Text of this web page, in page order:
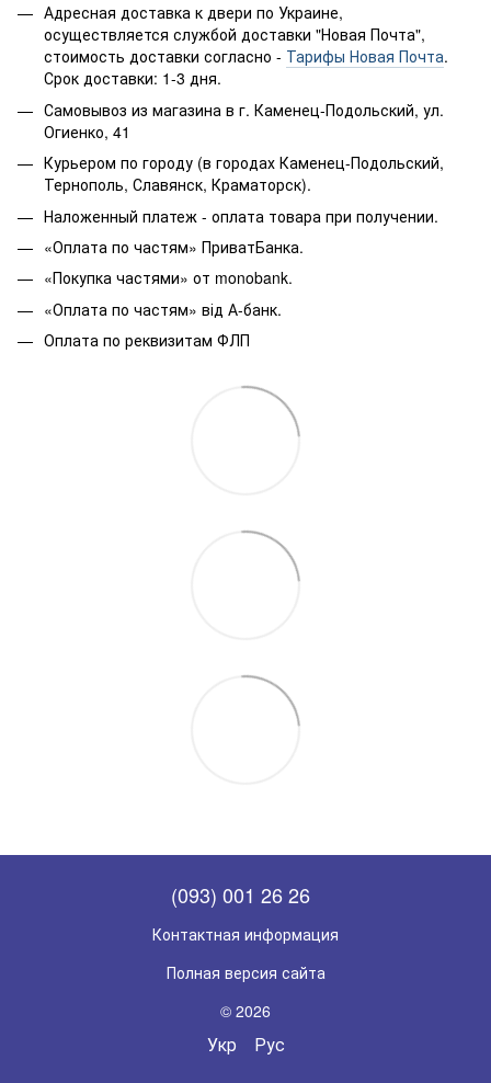
Адресная доставка к двери по Украине,
осуществляется службой доставки "Новая Почта",
стоимость доставки согласно - Тарифы Новая Почта.
Срок доставки: 1-3 дня.
Самовывоз из магазина в г. Каменец-Подольский, ул.
Огиенко, 41
Курьером по городу (в городах Каменец-Подольский,
Тернополь, Славянск, Краматорск).
Наложенный платеж - оплата товара при получении.
«Оплата по частям» ПриватБанка.
«Покупка частями» от monobank.
«Оплата по частям» від А-банк.
Оплата по реквизитам ФЛП
(093) 001 26 26
Контактная информация
Полная версия сайта
© 2026
Укр Рус